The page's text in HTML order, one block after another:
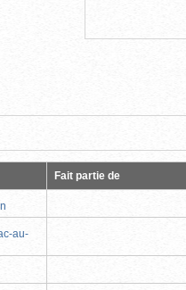
Fait partie de
au-